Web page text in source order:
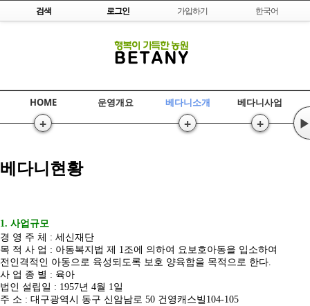
Skip to content
검색 로그인 가입하기 한국어
HOME
+
운영개요 베다니소개
+
베다니사업
+ ▶
베다니현황
1. 사업규모
경 영 주 체 : 세신재단
목 적 사 업 : 아동복지법 제 1조에 의하여 요보호아동을 입소하여
전인격적인 아동으로 육성되도록 보호 양육함을 목적으로 한다.
사 업 종 별 : 육아
법인 설립일 : 1957년 4월 1일
주 소 : 대구광역시 동구 신암남로 50 건영캐스빌104-105